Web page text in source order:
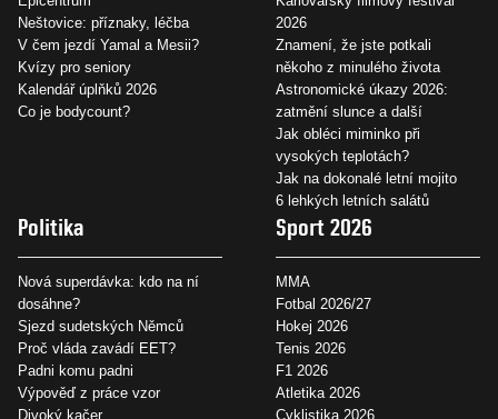
Neštovice: příznaky, léčba
V čem jezdí Yamal a Mesii?
Kvízy pro seniory
Kalendář úplňků 2026
Co je bodycount?
2026
Znamení, že jste potkali
někoho z minulého života
Astronomické úkazy 2026:
zatmění slunce a další
Jak obléci miminko při
vysokých teplotách?
Jak na dokonalé letní mojito
6 lehkých letních salátů
Politika
Nová superdávka: kdo na ní
dosáhne?
Sjezd sudetských Němců
Proč vláda zavádí EET?
Padni komu padni
Výpověď z práce vzor
Divoký kačer
Sport 2026
MMA
Fotbal 2026/27
Hokej 2026
Tenis 2026
F1 2026
Atletika 2026
Cyklistika 2026